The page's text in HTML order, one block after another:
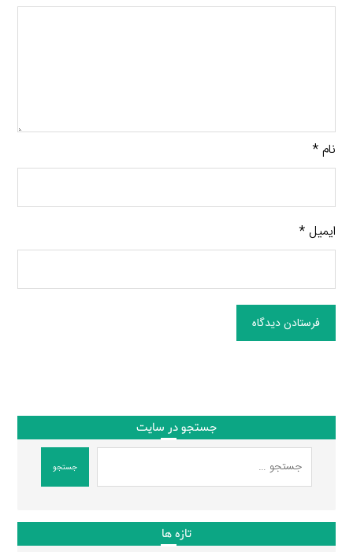
نام*
ایمیل*
فرستادن دیدگاه
جستجو در سایت
جستجو
تازه ها